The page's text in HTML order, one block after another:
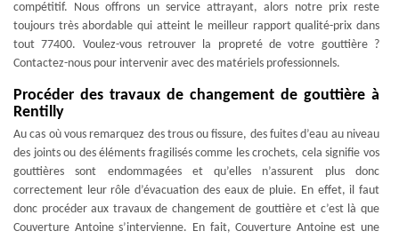
compétitif. Nous offrons un service attrayant, alors notre prix reste
toujours très abordable qui atteint le meilleur rapport qualité-prix dans
tout 77400. Voulez-vous retrouver la propreté de votre gouttière ?
Contactez-nous pour intervenir avec des matériels professionnels.
Procéder des travaux de changement de gouttière à
Rentilly
Au cas où vous remarquez des trous ou fissure, des fuites d’eau au niveau
des joints ou des éléments fragilisés comme les crochets, cela signifie vos
gouttières sont endommagées et qu’elles n’assurent plus donc
correctement leur rôle d’évacuation des eaux de pluie. En effet, il faut
donc procéder aux travaux de changement de gouttière et c’est là que
Couverture Antoine s’intervienne. En fait, Couverture Antoine est une